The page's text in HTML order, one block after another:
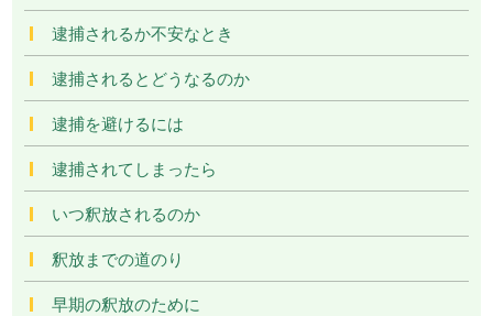
逮捕されるか不安なとき
逮捕されるとどうなるのか
逮捕を避けるには
逮捕されてしまったら
いつ釈放されるのか
釈放までの道のり
早期の釈放のために